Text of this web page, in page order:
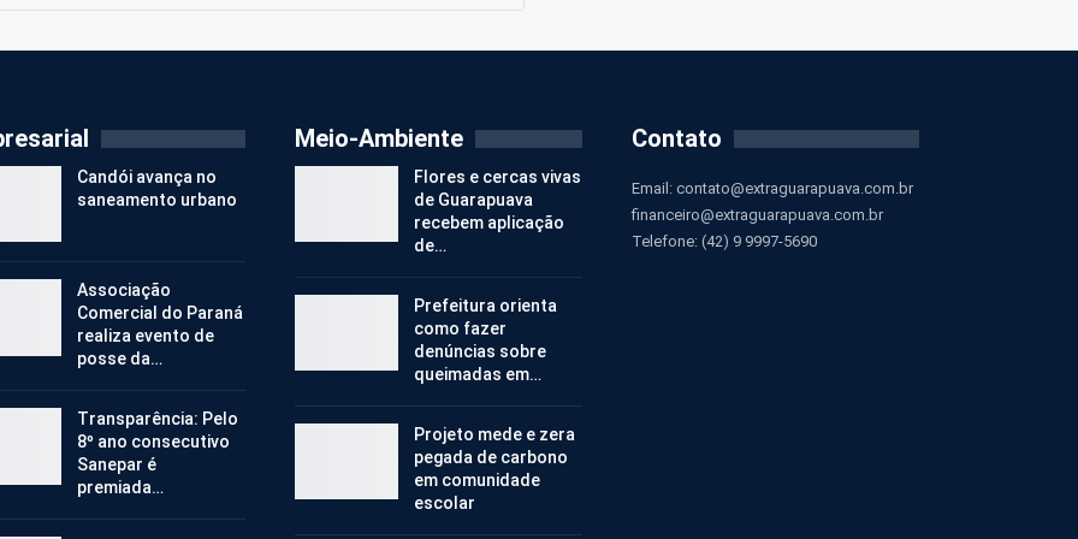
Candói avança no
saneamento urbano
Associação
Comercial do Paraná
realiza evento de
posse da…
Transparência: Pelo
8º ano consecutivo
Sanepar é
premiada…
Meio-Ambiente
Flores e cercas vivas
de Guarapuava
recebem aplicação
de…
Prefeitura orienta
como fazer
denúncias sobre
queimadas em…
Projeto mede e zera
pegada de carbono
em comunidade
escolar
Contato
Email: contato@extraguarapuava.com.br
financeiro@extraguarapuava.com.br
Telefone: (42) 9 9997-5690